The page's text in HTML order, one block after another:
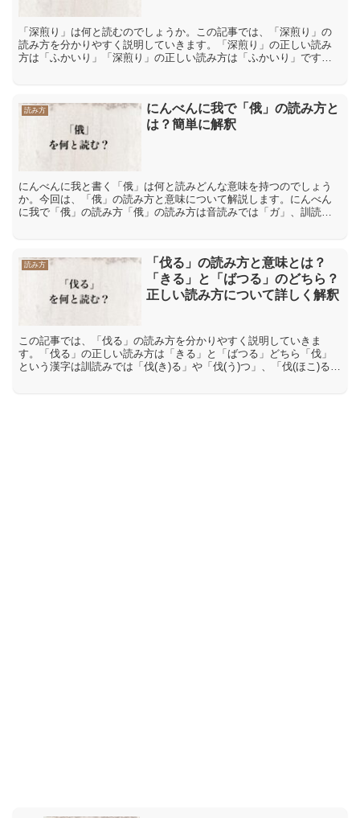
「深煎り」は何と読むのでしょうか。この記事では、「深煎り」の
読み方を分かりやすく説明していきます。「深煎り」の正しい読み
方は「ふかいり」「深煎り」の正しい読み方は「ふかいり」です。
読み方
にんべんに我で「俄」の読み方と
は？簡単に解釈
にんべんに我と書く「俄」は何と読みどんな意味を持つのでしょう
か。今回は、「俄」の読み方と意味について解説します。にんべん
に我で「俄」の読み方「俄」の読み方は音読みでは「ガ」、訓読み
読み方
「伐る」の読み方と意味とは？
「きる」と「ばつる」のどちら？
正しい読み方について詳しく解釈
この記事では、「伐る」の読み方を分かりやすく説明していきま
す。「伐る」の正しい読み方は「きる」と「ばつる」どちら「伐」
という漢字は訓読みでは「伐(き)る」や「伐(う)つ」、「伐(ほこ)る」